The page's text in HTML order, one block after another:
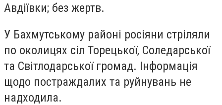
Авдіївки; без жертв.
У Бахмутському районі росіяни стріляли
по околицях сіл Торецької, Соледарської
та Світлодарської громад. Інформація
щодо постраждалих та руйнувань не
надходила.